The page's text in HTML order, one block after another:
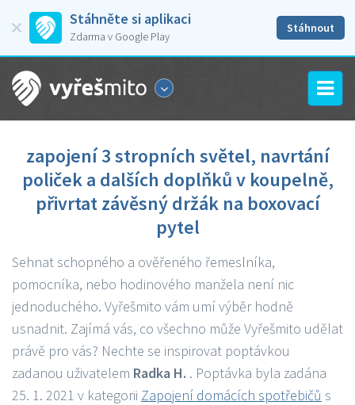
Stáhněte si aplikaci
Zdarma v Google Play
Stáhnout
zapojení 3 stropních světel, navrtání
poliček a dalších doplňků v koupelně,
přivrtat závěsný držák na boxovací
pytel
Sehnat schopného a ověřeného řemeslníka,
pomocníka, nebo hodinového manžela není nic
jednoduchého. Vyřešmito vám umí výběr hodně
usnadnit. Zajímá vás, co všechno může Vyřešmito udělat
právě pro vás? Nechte se inspirovat poptávkou
zadanou uživatelem Radka H. . Poptávka byla zadána
25. 1. 2021 v kategorii Zapojení domácích spotřebičů s